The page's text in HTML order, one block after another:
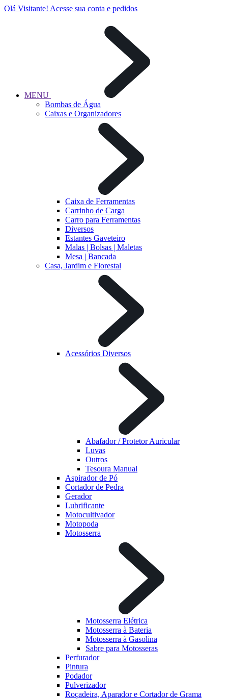
Olá Visitante! Acesse sua conta e pedidos
MENU
Bombas de Água
Caixas e Organizadores
Caixa de Ferramentas
Carrinho de Carga
Carro para Ferramentas
Diversos
Estantes Gaveteiro
Malas | Bolsas | Maletas
Mesa | Bancada
Casa, Jardim e Florestal
Acessórios Diversos
Abafador / Protetor Auricular
Luvas
Outros
Tesoura Manual
Aspirador de Pó
Cortador de Pedra
Gerador
Lubrificante
Motocultivador
Motopoda
Motosserra
Motosserra Elétrica
Motosserra à Bateria
Motosserra à Gasolina
Sabre para Motosseras
Perfurador
Pintura
Podador
Pulverizador
Roçadeira, Aparador e Cortador de Grama